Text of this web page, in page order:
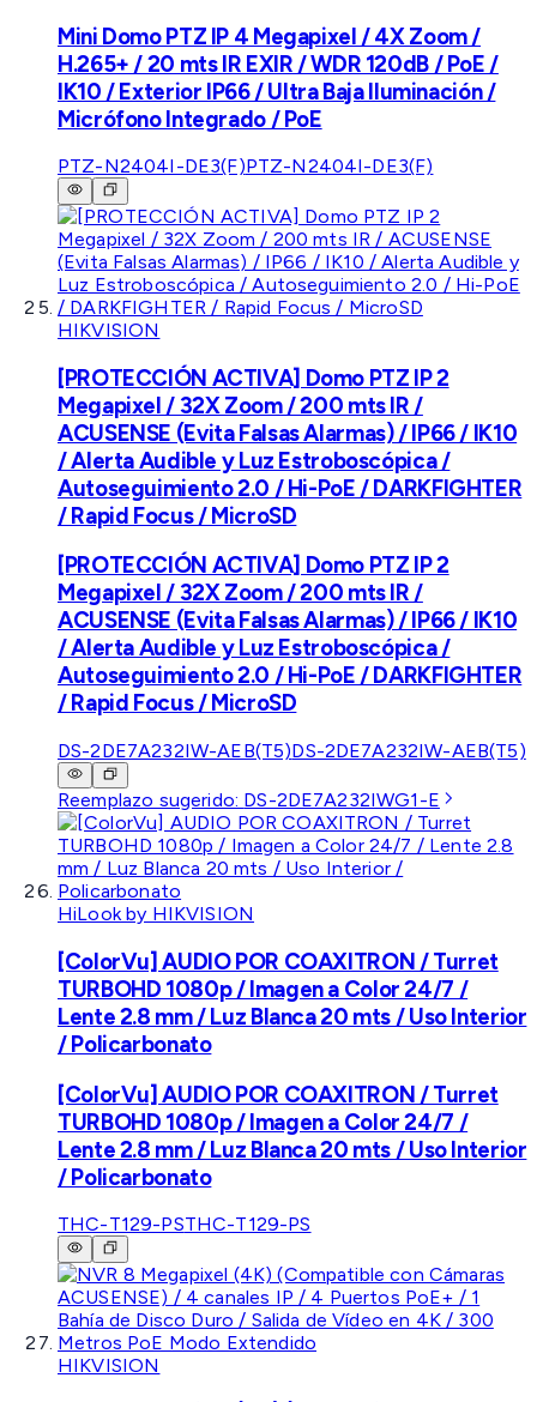
Mini Domo PTZ IP 4 Megapixel / 4X Zoom /
H.265+ / 20 mts IR EXIR / WDR 120dB / PoE /
IK10 / Exterior IP66 / Ultra Baja Iluminación /
Micrófono Integrado / PoE
PTZ-N2404I-DE3(F)PTZ-N2404I-DE3(F)
HIKVISION
[PROTECCIÓN ACTIVA] Domo PTZ IP 2
Megapixel / 32X Zoom / 200 mts IR /
ACUSENSE (Evita Falsas Alarmas) / IP66 / IK10
/ Alerta Audible y Luz Estroboscópica /
Autoseguimiento 2.0 / Hi-PoE / DARKFIGHTER
/ Rapid Focus / MicroSD
[PROTECCIÓN ACTIVA] Domo PTZ IP 2
Megapixel / 32X Zoom / 200 mts IR /
ACUSENSE (Evita Falsas Alarmas) / IP66 / IK10
/ Alerta Audible y Luz Estroboscópica /
Autoseguimiento 2.0 / Hi-PoE / DARKFIGHTER
/ Rapid Focus / MicroSD
DS-2DE7A232IW-AEB(T5)DS-2DE7A232IW-AEB(T5)
Reemplazo sugerido: DS-2DE7A232IWG1-E
HiLook by HIKVISION
[ColorVu] AUDIO POR COAXITRON / Turret
TURBOHD 1080p / Imagen a Color 24/7 /
Lente 2.8 mm / Luz Blanca 20 mts / Uso Interior
/ Policarbonato
[ColorVu] AUDIO POR COAXITRON / Turret
TURBOHD 1080p / Imagen a Color 24/7 /
Lente 2.8 mm / Luz Blanca 20 mts / Uso Interior
/ Policarbonato
THC-T129-PSTHC-T129-PS
HIKVISION